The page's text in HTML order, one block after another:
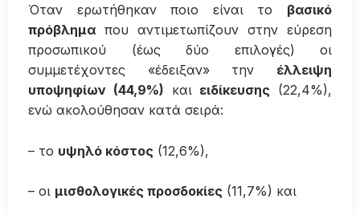
Όταν ερωτήθηκαν ποιο είναι το βασικό
πρόβλημα που αντιμετωπίζουν στην εύρεση
προσωπικού (έως δύο επιλογές) οι
συμμετέχοντες «έδειξαν» την έλλειψη
υποψηφίων (44,9%) και ειδίκευσης (22,4%),
ενώ ακολούθησαν κατά σειρά:
– το υψηλό κόστος (12,6%),
– οι μισθολογικές προσδοκίες (11,7%) και